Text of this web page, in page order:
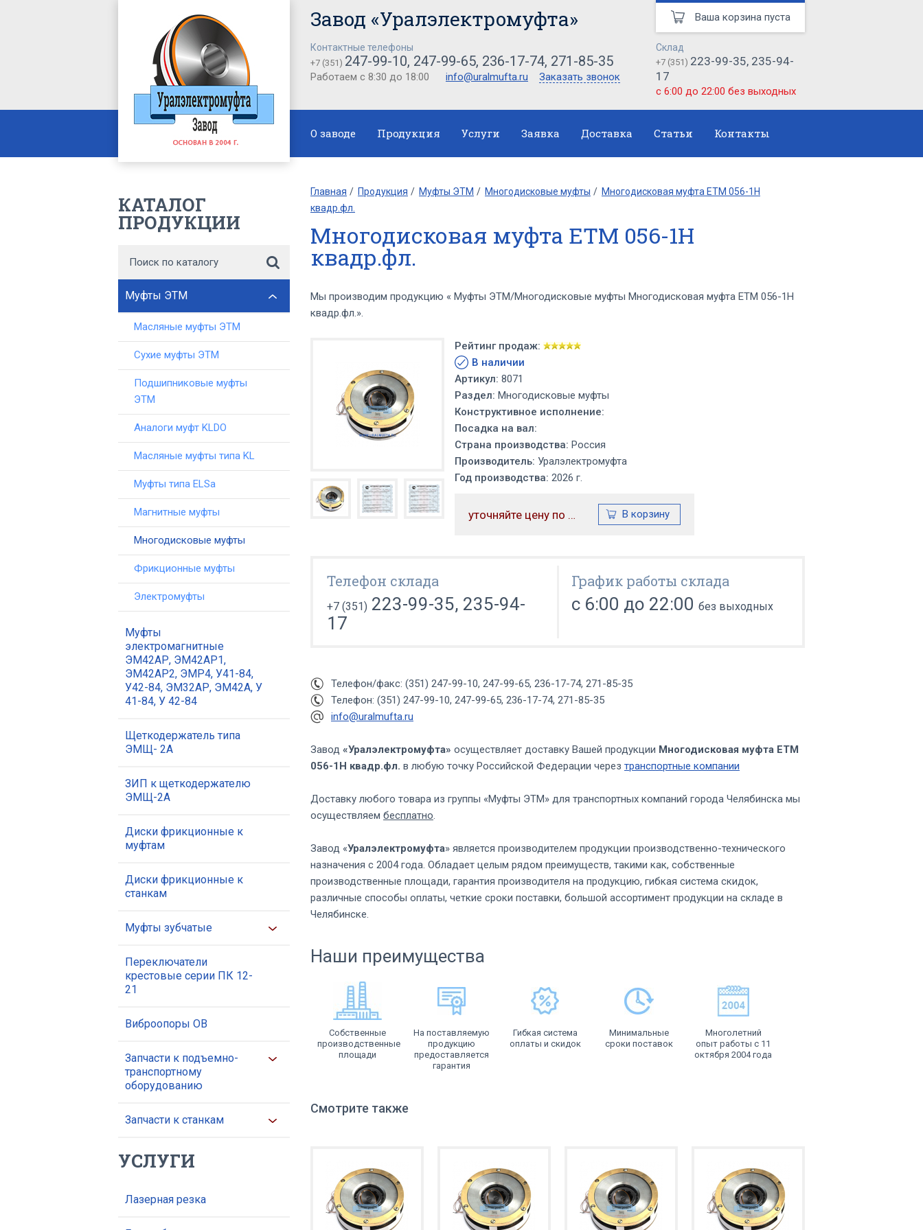
Завод «Уралэлектромуфта»
Контактные телефоны
+7 (351) 247-99-10, 247-99-65, 236-17-74, 271-85-35
Работаем с 8:30 до 18:00 info@uralmufta.ru Заказать звонок
Склад
+7 (351) 223-99-35, 235-94-
17
с 6:00 до 22:00 без выходных
Ваша корзина пуста
О заводе Продукция Услуги Заявка Доставка Статьи Контакты
КАТАЛОГ
ПРОДУКЦИИ
Муфты ЭТМ
Масляные муфты ЭТМ
Сухие муфты ЭТМ
Подшипниковые муфты
ЭТМ
Аналоги муфт KLDO
Масляные муфты типа KL
Муфты типа ELSa
Магнитные муфты
Многодисковые муфты
Фрикционные муфты
Электромуфты
Муфты
электромагнитные
ЭМ42АР, ЭМ42АР1,
ЭМ42АР2, ЭМР4, У41-84,
У42-84, ЭМ32АР, ЭМ42А, У
41-84, У 42-84
Щеткодержатель типа
ЭМЩ- 2А
ЗИП к щеткодержателю
ЭМЩ-2А
Диски фрикционные к
муфтам
Диски фрикционные к
станкам
Муфты зубчатые
Переключатели
крестовые серии ПК 12-
21
Виброопоры ОВ
Запчасти к подъемно-
транспортному
оборудованию
Запчасти к станкам
УСЛУГИ
Лазерная резка
Главная Продукция Муфты ЭТМ Многодисковые муфты
Многодисковая муфта ЕТМ 056-1Н
квадр.фл.
Многодисковая муфта ЕТМ 056-1Н
квадр.фл.
Мы производим продукцию « Муфты ЭТМ/Многодисковые муфты Многодисковая муфта ЕТМ 056-1Н
квадр.фл.».
Рейтинг продаж:
В наличии
Артикул: 8071
Раздел: Многодисковые муфты
Конструктивное исполнение:
Посадка на вал:
Страна производства: Россия
Производитель: Уралэлектромуфта
Год производства: 2026 г.
уточняйте цену по телефону
Телефон склада
+7 (351) 223-99-35, 235-94-
17
График работы склада
с 6:00 до 22:00 без выходных
Телефон/факс: (351) 247-99-10, 247-99-65, 236-17-74, 271-85-35
Телефон: (351) 247-99-10, 247-99-65, 236-17-74, 271-85-35
info@uralmufta.ru
Завод «Уралэлектромуфта» осуществляет доставку Вашей продукции Многодисковая муфта ЕТМ
056-1Н квадр.фл. в любую точку Российской Федерации через транспортные компании
Доставку любого товара из группы «Муфты ЭТМ» для транспортных компаний города Челябинска мы
осуществляем бесплатно.
Завод «Уралэлектромуфта» является производителем продукции производственно-технического
назначения с 2004 года. Обладает целым рядом преимуществ, такими как, собственные
производственные площади, гарантия производителя на продукцию, гибкая система скидок,
различные способы оплаты, четкие сроки поставки, большой ассортимент продукции на складе в
Челябинске.
Наши преимущества
Собственные
производственные
площади
На поставляемую
продукцию
предоставляется
гарантия
Гибкая система
оплаты и скидок
Минимальные
сроки поставок
Многолетний
опыт работы с 11
октября 2004 года
Смотрите также